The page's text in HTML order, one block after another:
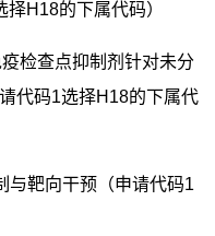
择H18的下属代码）
检查点抑制剂针对未分
代码1选择H18的下属代
与靶向干预（申请代码1